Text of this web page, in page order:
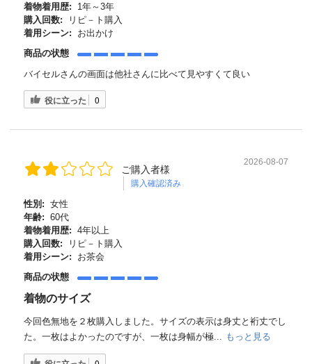
着物着用歴:
1年～3年
購入回数:
リピ－ト購入
着用シーン:
お出かけ
商品の状態
バイセルさんの画面は他社さんに比べて見やすくて良い
役に立った 0
ご購入者様
購入確認済み
2026-08-07
性別: 女性
年齢: 60代
着物着用歴: 4年以上
購入回数:
リピ－ト購入
着用シーン:
お茶会
商品の状態
着物のサイズ
今回色無地を２枚購入しました。サイズの表示は身丈と裄丈でし
た。一枚はよかったのですが、一枚は身幅が極... もっと見る